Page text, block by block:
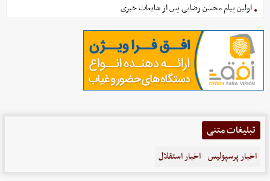
اولین پیام محسن رضایی پس از شایعات خبری
تبلیغات متنی
اخبار پرسپولیس اخبار استقلال